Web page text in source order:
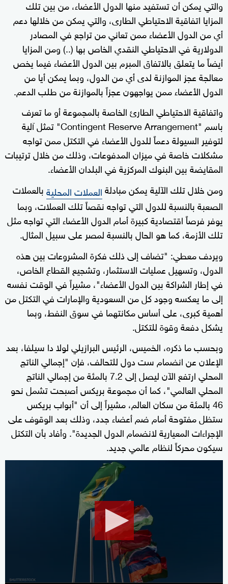
والتي يمكن أن تستفيد منها الدول الأعضاء، من بين تلك
المزايا اتفاقية الاحتياطي الطارى، والتي يمكن من خلالها دعم
أي من الدول الأعضاء ممن تعاني من تراجع في المصادر
الدولارية في الاحتياطي النقدي الخاص بها (..) ومن المزايا
أيضاً ما يتعلق بالاتفاق المبرم بين الدول الأعضاء فيما يخص
معالجة عجز الموازنة لدى أي من الدول، وبما يمكن أيا من
الدول الأعضاء ممن يواجهون عجزاً بالموازنة من طلب الدعم.
واتفاقية الاحتياطي الطارئ الخاصة بالمجموعة أو ما تعرف
باسم "Contingent Reserve Arrangement" تمثل آلية
لتوفير السيولة دعماً للدول الأعضاء في التكتل ممن تواجه
مشكلات خاصة في ميزان المدفوعات، وذلك من خلال ترتيبات
المقايضة بين البنوك المركزية في البلدان الأعضاء.
ومن خلال تلك الآلية يمكن مبادلةالعملات المحليةبالعملات
الصعبة بالنسبة للدول التي تواجه نقصاً تلك العملات، وبما
يوفر فرصاً اقتصادية كبيرة أمام الدول الأعضاء التي تواجه مثل
تلك الأزمة، كما هو الحال بالنسبة لمصر على سبيل المثال.
ويردف معطي: "تضاف إلى ذلك فكرة المشروعات بين هذه
الدول، وتسهيل عمليات الاستثمار، وتشجيع القطاع الخاص،
في إطار الشراكة بين الدول الأعضاء"، مشيراً في الوقت نفسه
إلى ما يعكسه وجود كل من السعودية والإمارات في التكتل من
أهمية كبرى، على أساس مكانتهما في سوق النفط، وبما
يشكل دفعة وقوة للتكتل.
وبحسب ما ذكره، الخميس، الرئيس البرازيلي لولا دا سيلفا، بعد
الإعلان عن انضمام ست دول للتحالف، فإن "إجمالي الناتج
المحلي ارتفع الآن ليصل إلى 7.2 بالمئة من إجمالي الناتج
المحلي العالمي"، كما أن مجموعة بريكس أصبحت تشمل نحو
46 بالمئة من سكان العالم، مشيراً إلى أن "أبواب بريكس
ستظل مفتوحة أمام ضم أعضاء جدد، وذلك بعد الوقوف على
الإجراءات المعيارية لانضمام الدول الجديدة". وأفاد بأن التكتل
سيكون محركاً لنظام عالمي جديد.